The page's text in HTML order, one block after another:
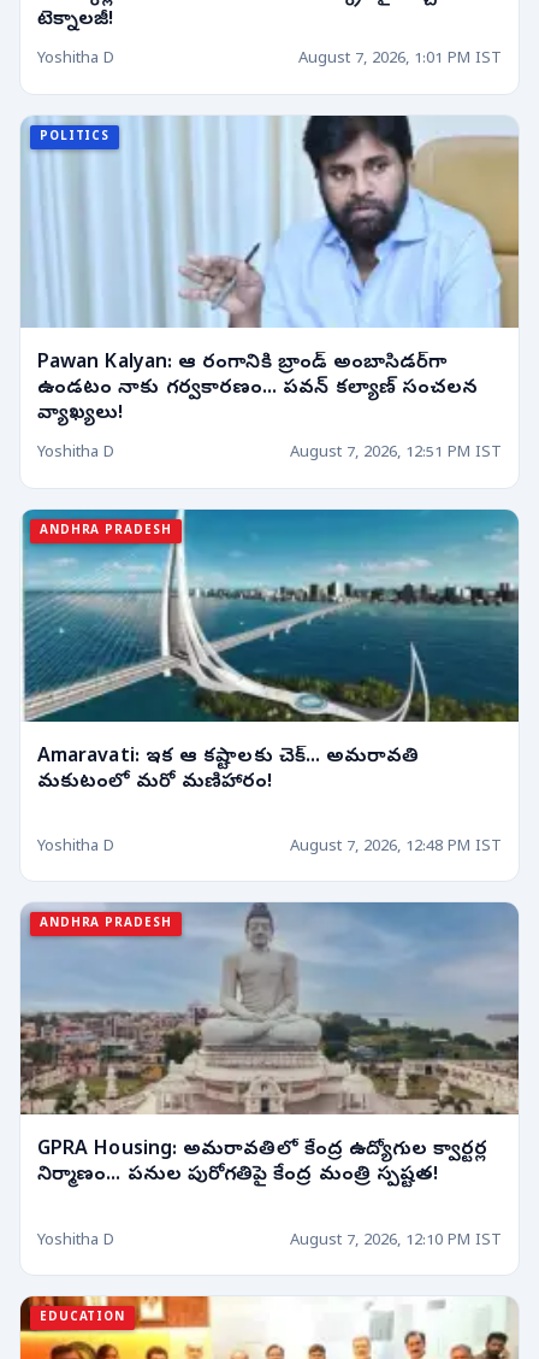
టెక్నాలజీ!
Yoshitha D August 7, 2026, 1:01 PM IST
POLITICS
Pawan Kalyan: ఆ రంగానికి బ్రాండ్ అంబాసిడర్‌గా
ఉండటం నాకు గర్వకారణం... పవన్ కల్యాణ్ సంచలన
వ్యాఖ్యలు!
Yoshitha D August 7, 2026, 12:51 PM IST
ANDHRA PRADESH
Amaravati: ఇక ఆ కష్టాలకు చెక్... అమరావతి
మకుటంలో మరో మణిహారం!
Yoshitha D August 7, 2026, 12:48 PM IST
ANDHRA PRADESH
GPRA Housing: అమరావతిలో కేంద్ర ఉద్యోగుల క్వార్టర్ల
నిర్మాణం... పనుల పురోగతిపై కేంద్ర మంత్రి స్పష్టత!
Yoshitha D August 7, 2026, 12:10 PM IST
EDUCATION